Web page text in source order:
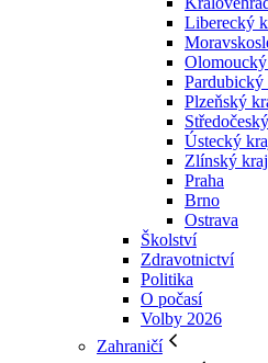
Liberecký
Pardubický
Plzeňský
Ústecký
Zlínský kraj
Praha
Brno
Ostrava
Školství
Zdravotnictví
Politika
O počasí
Volby 2026
Zahraničí